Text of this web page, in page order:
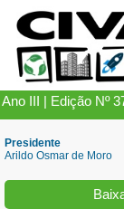
Ano III | Edição Nº
Presidente
Arildo Osmar de Moro